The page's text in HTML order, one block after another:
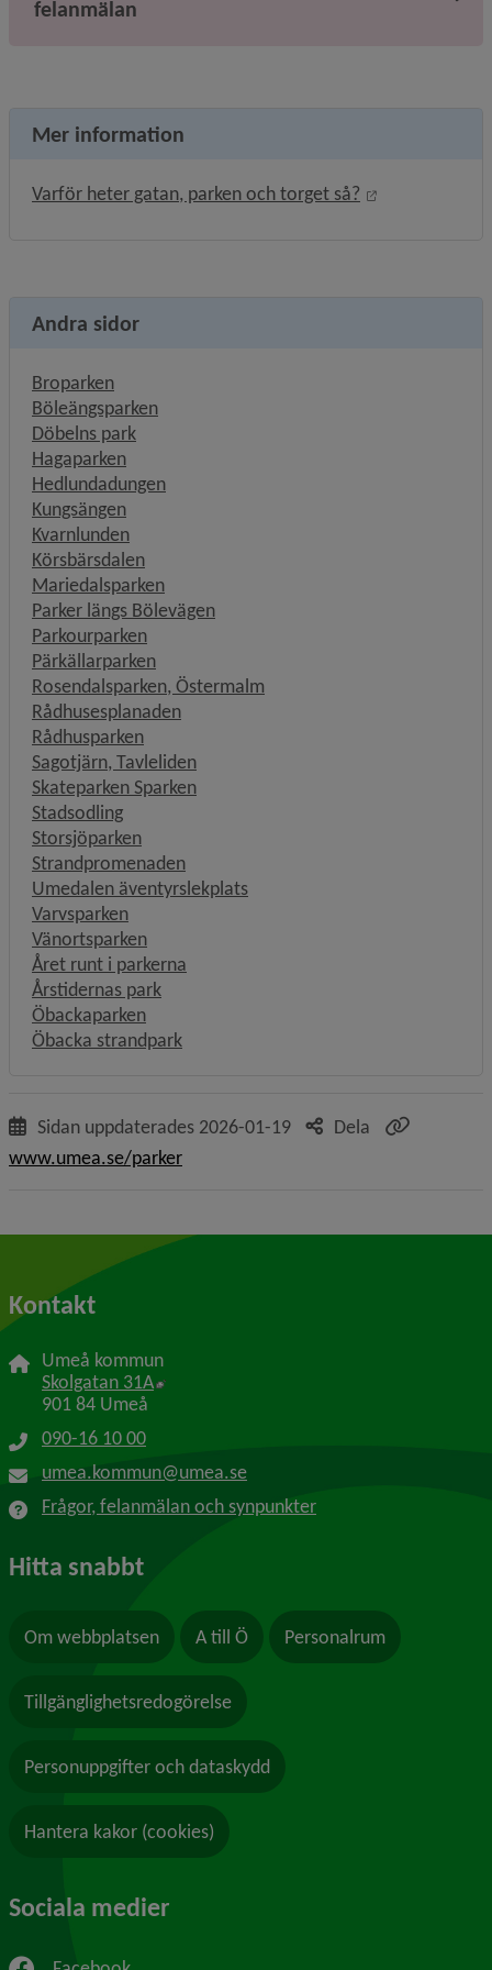
felanmälan
Mer information
Varför heter gatan, parken och torget så? Länk till
Andra sidor
Broparken
Böleängsparken
Döbelns park
Hagaparken
Hedlundadungen
Kungsängen
Kvarnlunden
Körsbärsdalen
Mariedalsparken
Parker längs Bölevägen
Parkourparken
Pärkällarparken
Rosendalsparken, Östermalm
Rådhusesplanaden
Rådhusparken
Sagotjärn, Tavleliden
Skateparken Sparken
Stadsodling
Storsjöparken
Strandpromenaden
Umedalen äventyrslekplats
Varvsparken
Vänortsparken
Året runt i parkerna
Årstidernas park
Öbackaparken
Öbacka strandpark
Sidan uppdaterades 2026-01-19
Dela
www.umea.se/parker
Kontakt
Umeå kommun
Skolgatan 31A Länk till annan webbplats, öppnas i nytt
901 84 Umeå
090-16 10 00
umea.kommun@umea.se
Frågor, felanmälan och synpunkter
Hitta snabbt
Om webbplatsen A till Ö Personalrum
Tillgänglighetsredogörelse
Personuppgifter och dataskydd
Hantera kakor (cookies)
Sociala medier